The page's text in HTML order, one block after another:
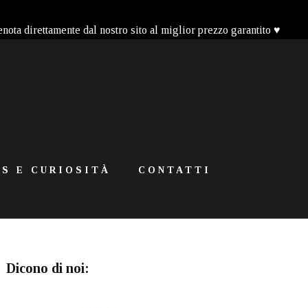
direttamente dal nostro sito al miglior prezzo garantito ♥
E CURIOSITÀ CONTATTI
Dicono di noi: